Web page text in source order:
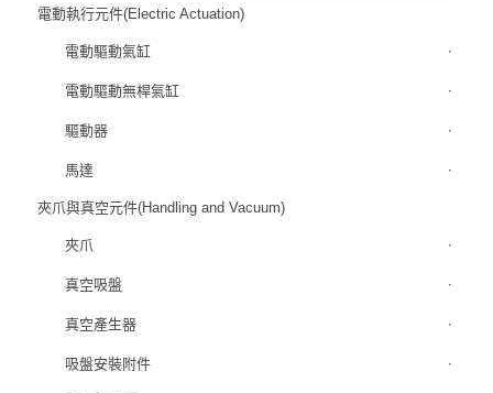
電動執行元件(Electric Actuation)
電動驅動氣缸
電動驅動無桿氣缸
驅動器
馬達
夾爪與真空元件(Handling and Vacuum)
夾爪
真空吸盤
真空產生器
吸盤安裝附件